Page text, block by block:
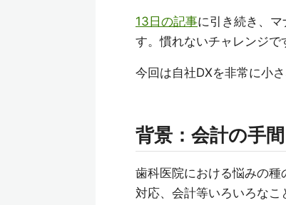
13日の記事に引き続き、
す。慣れないチャレンジで
今回は自社DXを非常に小
背景：会計の手
歯科医院における悩みの
対応、会計等いろいろな